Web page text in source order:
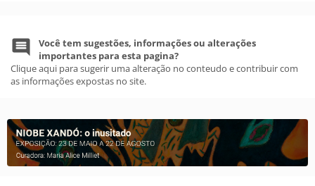
Você tem sugestões, informações ou alterações
importantes para esta pagina?
Clique aqui para sugerir uma alteração no conteudo e contribuir com
as informações expostas no site.